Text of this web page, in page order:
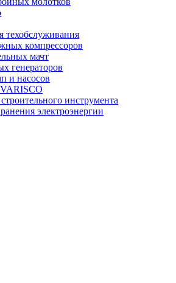
техобслуживания
компрессоров
мачт
генераторов
и насосов
VARISCO
инструмента
электроэнергии